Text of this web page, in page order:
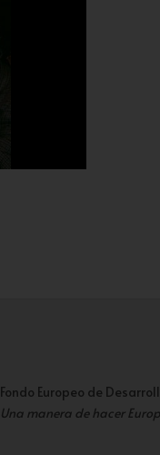
Fondo Europeo de
Una manera de hacer